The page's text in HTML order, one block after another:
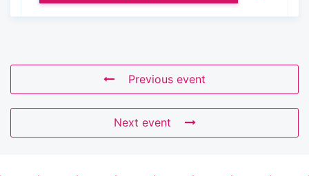
Previous event
Next event